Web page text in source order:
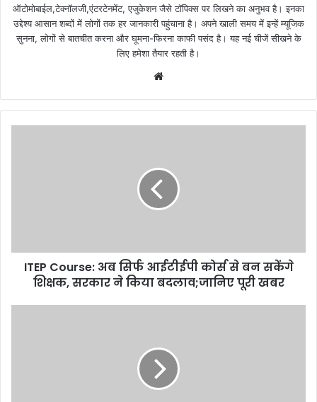
ऑटोमोबाईल,टेक्नॉलजी,एंटरटेनमेंट, एजुकेशन जैसे टॉपिक्स पर लिखने का अनुभव है। इनका
उद्देश्य आसान शब्दों में लोगों तक हर जानकारी पहुंचाना है। अपने खाली समय में इन्हें म्यूजिक
सुनना, लोगों से बातचीत करना और घूमना-फिरना काफी पसंद है। यह नई चीजें सीखने के
लिए हमेशा तैयार रहती है।
ITEP Course: अब सिर्फ आईटीईपी कोर्स से बन सकेंगे
शिक्षक, सरकार ने किया बदलाव;जानिए पूरी खबर